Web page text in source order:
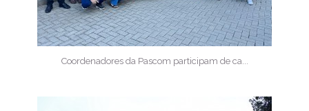
Coordenadores da Pascom participam de ca...